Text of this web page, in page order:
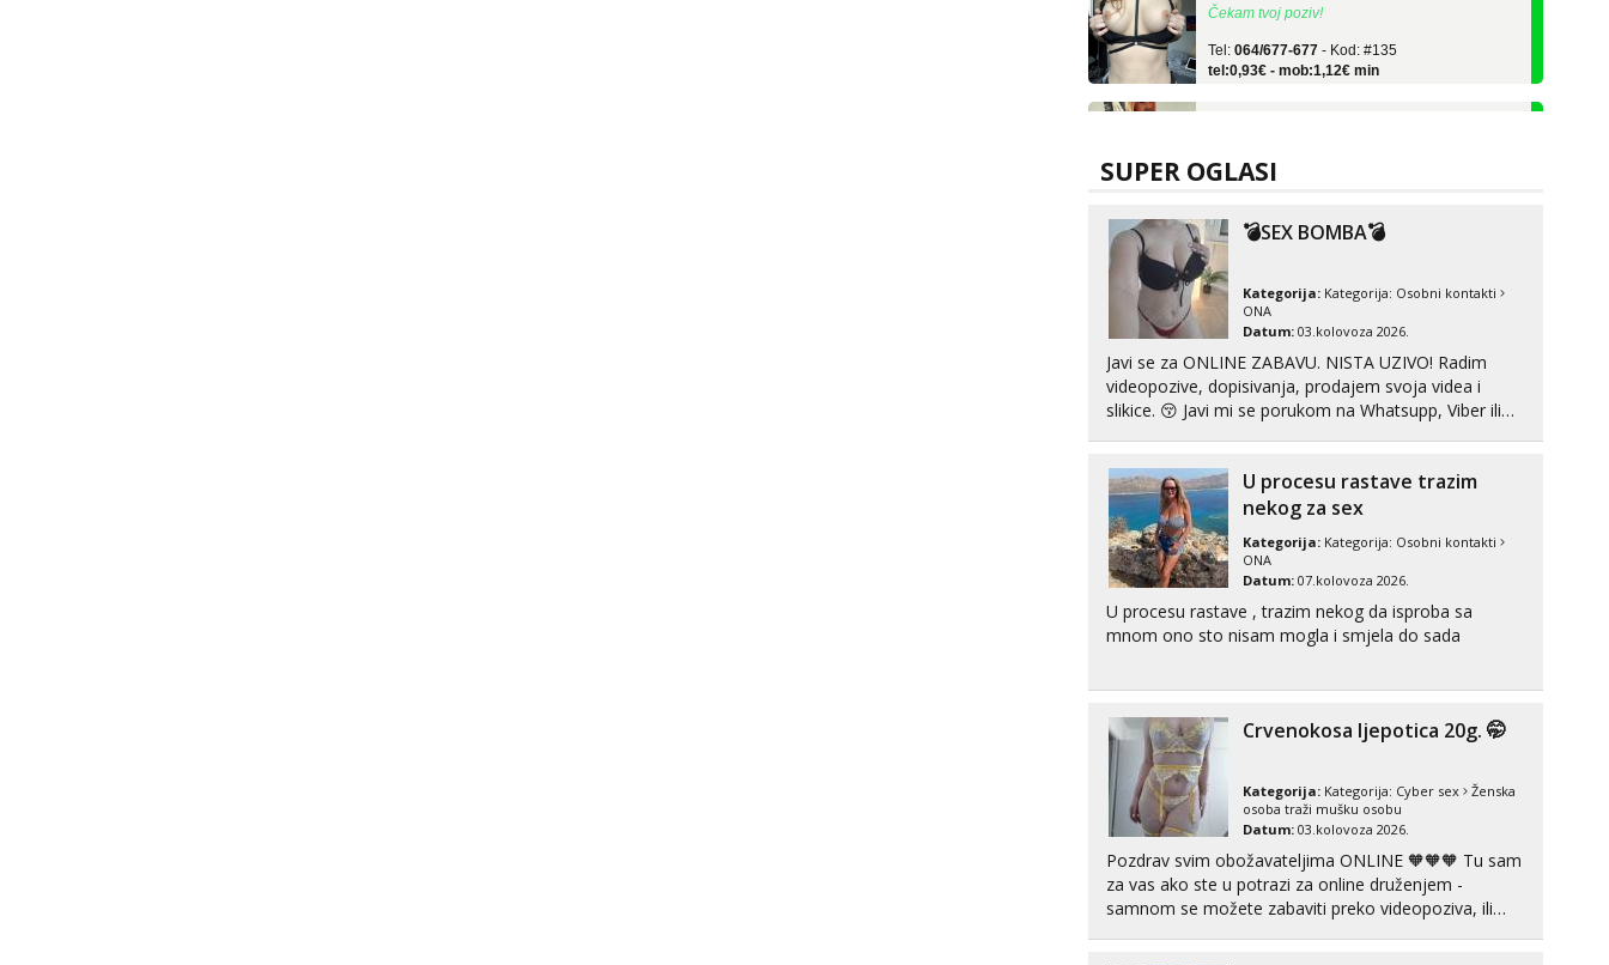
tel:0,93€ - mob:1,12€ min
tel:0,93€ - mob:1,12€ min
Zara
Čekam tvoj poziv!
Tel:
tel:0,93€ - mob:1,12€ min
Čekam tvoj poziv!
Tel: 064/677-677- Kod: #142
tel:0,93€ - mob:1,12€ min
Liliana
Čekam tvoj poziv!
Tel:
tel:0,93€ - mob:1,12€ min
Čekam tvoj poziv!
Tel:064/677-677- Kod: #160
tel:0,93€ - mob:1,12€ min
Razgovaram :)
064/677-677 - Kod: #119
tel:0,93€ - mob:1,12€ min
Obavijesti me kada se oslobodi
Monika
SUPER OGLASI
💣SEX BOMBA💣
Kategorija: Kategorija: Osobni kontakti
ONA
Datum: 03.kolovoza 2026.
Javi se za ONLINE ZABAVU. NISTA UZIVO! Radim
videopozive, dopisivanja, prodajem svoja videa i
slikice. 😚 Javi mi se porukom na Whatsupp, Viber ili
U procesu rastave trazim
nekog za sex
Kategorija: Kategorija: Osobni kontakti
ONA
Datum: 07.kolovoza 2026.
U procesu rastave , trazim nekog da isproba sa
mnom ono sto nisam mogla i smjela do sada
Crvenokosa ljepotica 20g. 🤭
Kategorija: Kategorija: Cyber sex
Ženska
osoba traži mušku osobu
Datum: 03.kolovoza 2026.
Pozdrav svim obožavateljima ONLINE 🧡🧡🧡 Tu sam
za vas ako ste u potrazi za online druženjem -
samnom se možete zabaviti preko videopoziva, ili